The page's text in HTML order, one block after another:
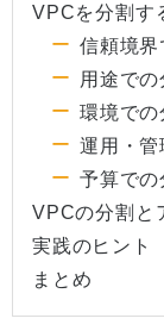
VPCを分割す
信頼境界
用途での
環境での
運用・管
予算での
VPCの分割と
実践のヒント
まとめ